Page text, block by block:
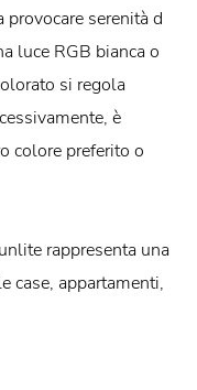
serenità d
luce RGB bianca o
si regola
è
colore preferito o
rappresenta una
case, appartamenti,